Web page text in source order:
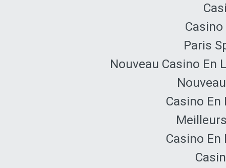
Paris
Nouveau Casino En
Casino En
Casino En